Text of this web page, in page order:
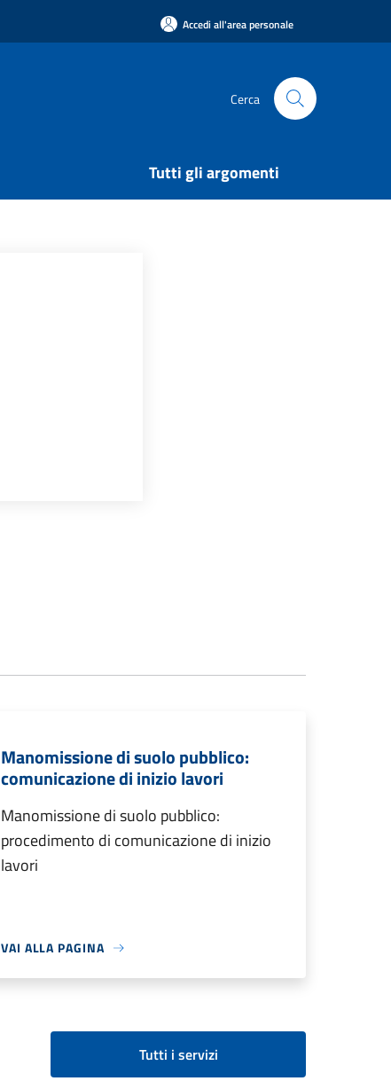
Accedi all'area personale
Cerca
Tutti gli argomenti
Manomissione di suolo pubblico:
comunicazione di inizio lavori
Manomissione di suolo pubblico:
procedimento di comunicazione di inizio
lavori
VAI ALLA PAGINA
Tutti i servizi